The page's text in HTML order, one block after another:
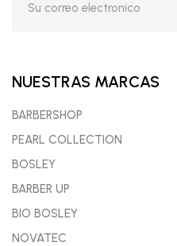
NUESTRAS MARCAS
BARBERSHOP
PEARL COLLECTION
BOSLEY
BARBER UP
BIO BOSLEY
NOVATEC